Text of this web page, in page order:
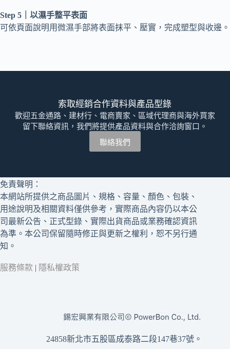
Step 5｜以濕手整平表面
可依頁面說明用微濕手部將表面抹平、壓實，完成塑型與收邊。
索取經銷合作資料與產品型錄
歡迎五金通路、建材行、電商賣家、區域代理商與海外買家
留下聯絡資訊，我們將提供產品資料與合作洽詢窗口。
聯絡我們
免責聲明：
本網站所提供之商品圖片、規格、容量、顏色、包裝、
用途說明及相關資料僅供參考，實際商品內容仍以本公
司最新公告、正式型錄、實際出貨商品或業務確認資訊
為準。本公司保留隨時修正與更新之權利，恕不另行通
知。
服務條款 | 隱私權政策
24858新北市五股區成泰路二段147巷37號。